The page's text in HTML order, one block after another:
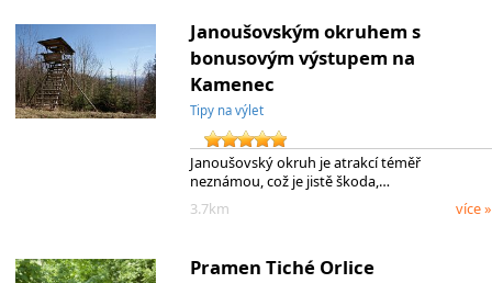
Janoušovským okruhem s
bonusovým výstupem na
Kamenec
Tipy na výlet
Janoušovský okruh je atrakcí téměř
neznámou, což je jistě škoda,…
3.7km
více »
Pramen Tiché Orlice